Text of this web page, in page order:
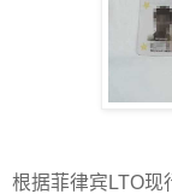
根据菲律宾LTO现